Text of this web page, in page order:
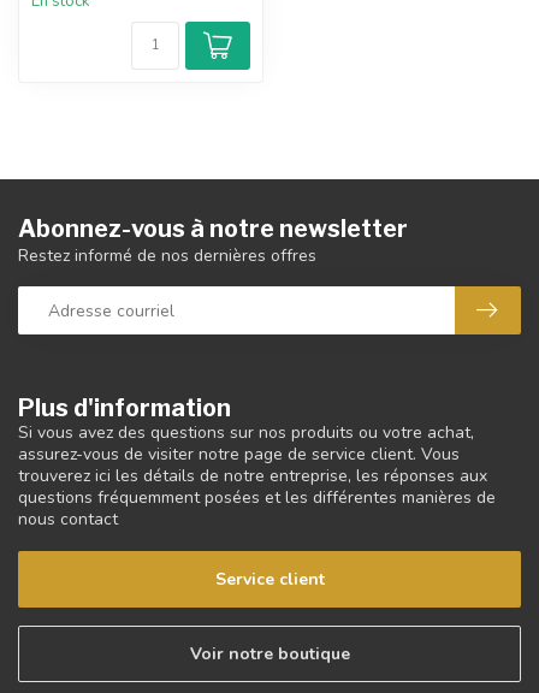
Plus d'information
Si vous avez des questions sur nos produits ou votre achat,
assurez-vous de visiter notre page de service client. Vous
trouverez ici les détails de notre entreprise, les réponses aux
questions fréquemment posées et les différentes manières de
nous contact
Service client
Voir notre boutique
Abonnez-vous à notre newsletter
Restez informé de nos dernières offres